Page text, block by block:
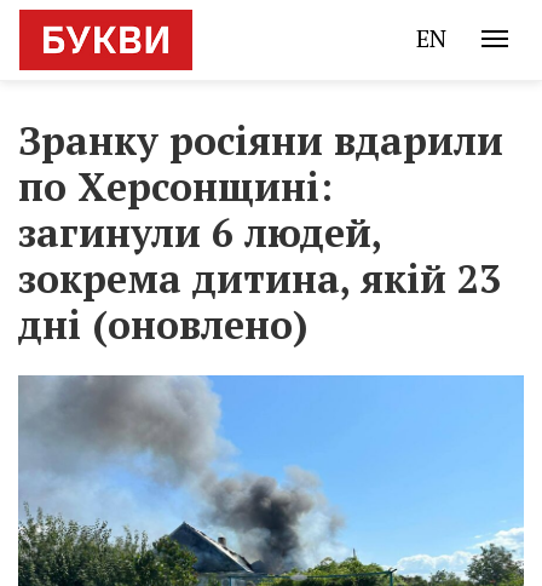
EN
Зранку росіяни вдарили
по Херсонщині:
загинули 6 людей,
зокрема дитина, якій 23
дні (оновлено)